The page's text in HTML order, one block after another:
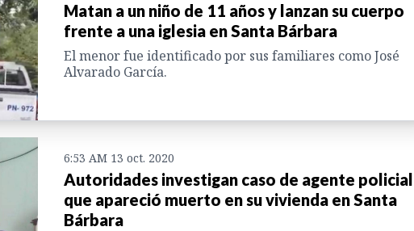
Matan a un niño de 11 años y lanzan su cuerpo
frente a una iglesia en Santa Bárbara
El menor fue identificado por sus familiares como José
Alvarado García.
6:53 AM 13 oct. 2020
Autoridades investigan caso de agente policial
que apareció muerto en su vivienda en Santa
Bárbara